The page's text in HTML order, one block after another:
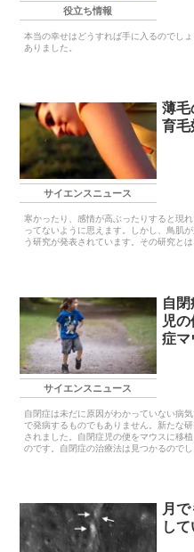
役立ち情報
本当の幸せはどうすれば手に入るのでし
ありました。
サイエンスニュース
薄毛
育毛
寒かったり、感情が高ぶったりすると現
ってないように思えます。しかし、鳥肌
う研究が発表されています。その研究とは
サイエンスニュース
自
児
症マ
自閉症は未だに原因がわかっていない病
で発病するものでもありません。新たな
されました。自閉症児の便をマウスに移
のです。自閉症の治療法は見つかるのでし
月
し